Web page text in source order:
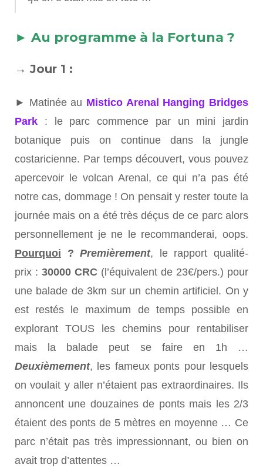
► Au programme à la Fortuna ?
→ Jour 1 :
► Matinée au Mistico Arenal Hanging Bridges
Park : le parc commence par un mini jardin
botanique puis on continue dans la jungle
costaricienne. Par temps découvert, vous pouvez
apercevoir le volcan Arenal, ce qui n’a pas été
notre cas, dommage ! On pensait y rester toute la
journée mais on a été très déçus de ce parc alors
personnellement je ne le recommanderai, oops.
Pourquoi ?Premièrement, le rapport qualité-
prix : 30000 CRC (l’équivalent de 23€/pers.) pour
une balade de 3km sur un chemin artificiel. On y
est restés le maximum de temps possible en
explorant TOUS les chemins pour rentabiliser
mais la balade peut se faire en 1h …
Deuxièmement, les fameux ponts pour lesquels
on voulait y aller n’étaient pas extraordinaires. Ils
annoncent une douzaines de ponts mais les 2/3
étaient des ponts de 5 mètres en moyenne … Ce
parc n’était pas très impressionnant, ou bien on
avait trop d’attentes …